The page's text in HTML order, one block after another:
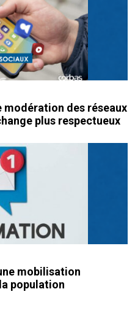
modération des réseaux
plus respectueux
mobilisation
population